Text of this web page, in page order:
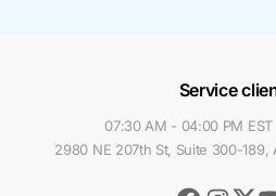
Service
07:30 AM - 04:00 PM
2980 NE 207th St, Suite 300-189,